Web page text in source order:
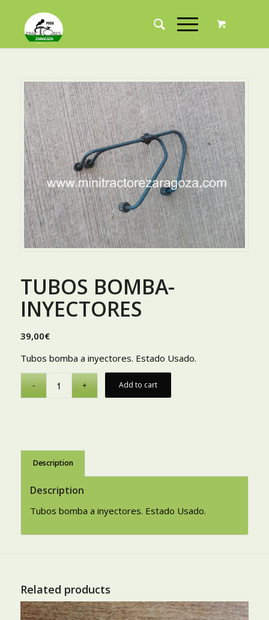
TUBOS BOMBA-
INYECTORES
39,00€
Tubos bomba a inyectores. Estado Usado.
Add to cart
Description
Description
Tubos bomba a inyectores. Estado Usado.
Related products